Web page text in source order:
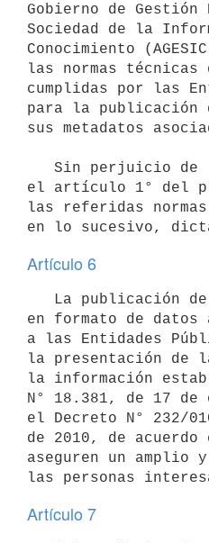
Gobierno de
Sociedad de la
Conocimiento
las normas técnicas
cumplidas por las
para la publicación
sus metadatos
el artículo 1° del
las referidas
Artículo 6
en formato de datos
a las Entidades
la presentación de
la información
N° 18.381, de 17 de
el Decreto N° 232/
de 2010, de
aseguren un amplio
Artículo 7